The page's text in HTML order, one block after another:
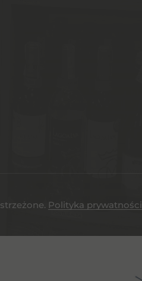
Polityka prywatności